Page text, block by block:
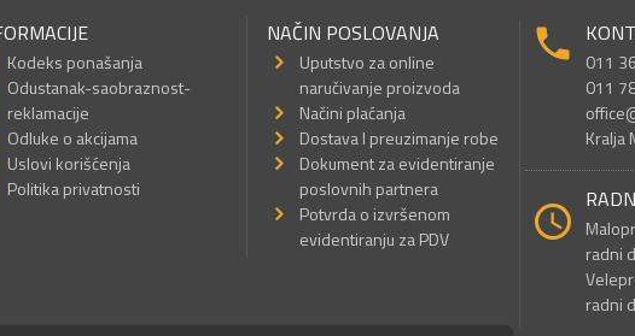
Kodeks ponašanja
Odustanak-saobraznost-
reklamacije
Odluke o akcijama
Uslovi korišćenja
Politika privatnosti
NAČIN POSLOVANJA
Uputstvo za online
naručivanje proizvoda
Načini plaćanja
Dostava I preuzimanje robe
Dokument za evidentiranje
poslovnih partnera
Potvrda o izvršenom
evidentiranju za PDV
011
011
Kralja
radni
radni